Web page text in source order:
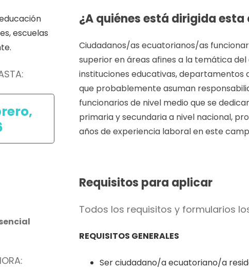
escuelas
¿A quiénes está dirigida
Ciudadanos/as ecuatorianos/as
superior en áreas afines a la temática
instituciones educativas, departamentos
que probablemente asuman
funcionarios de nivel medio que se
primaria y secundaria a nivel nacional,
años de experiencia laboral en este
Requisitos para aplicar
Todos los requisitos y formularios
REQUISITOS GENERALES
Ser ciudadano/a ecuatoriano/a